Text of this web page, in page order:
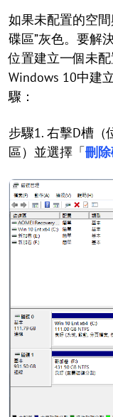
如果未配置的空
碟區”灰色。要解
位置建立一個未
Windows 10中建
驟：
步驟1. 右擊D槽（
區）並選擇「刪